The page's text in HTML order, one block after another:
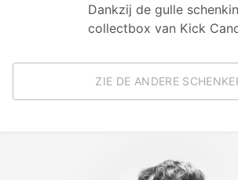
Dankzij de gulle
collectbox van Kick
ZIE DE ANDERE